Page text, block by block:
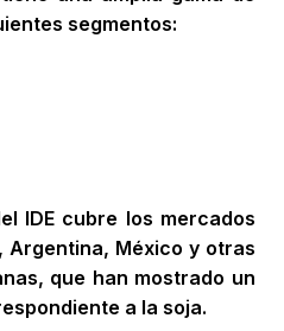
segmentos:
IDE cubre los mercados
Argentina, México y otras
que han mostrado un
a la soja.